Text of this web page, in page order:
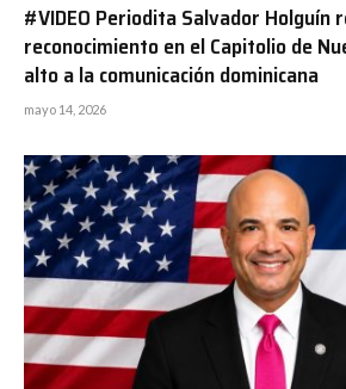
#VIDEO Periodita Salvador Holguín
reconocimiento en el Capitolio de
alto a la comunicación dominicana
mayo 14, 2026